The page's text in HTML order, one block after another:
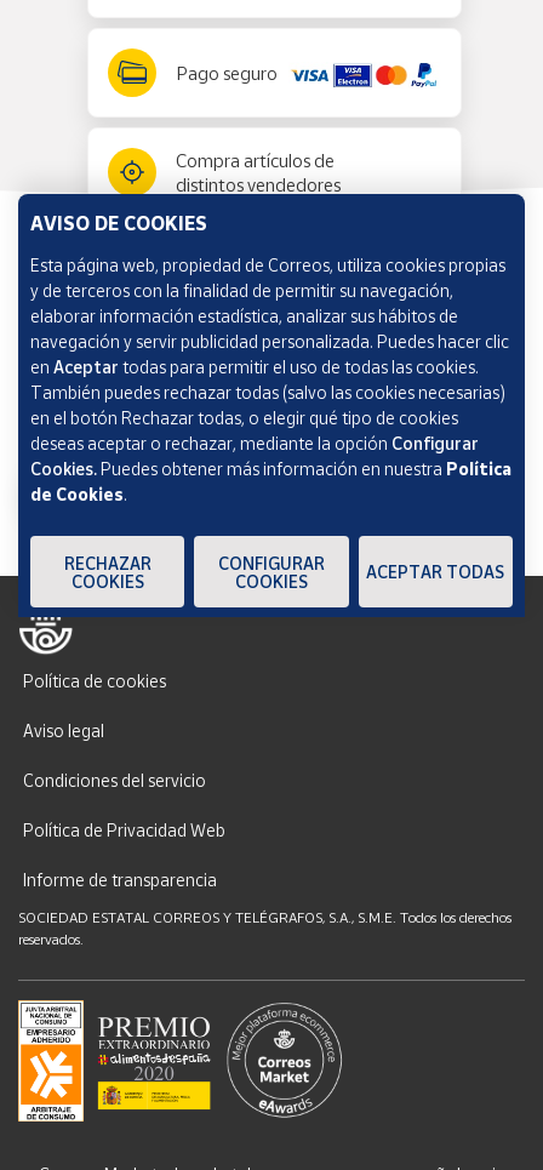
Pago seguro
Compra artículos de
distintos vendedores
Información y ayuda
Correos Market
Política de cookies
Aviso legal
Condiciones del servicio
Política de Privacidad Web
Informe de transparencia
SOCIEDAD ESTATAL CORREOS Y TELÉGRAFOS, S.A., S.M.E. Todos los derechos
reservados.
AVISO DE COOKIES
Esta página web, propiedad de Correos, utiliza cookies propias
y de terceros con la finalidad de permitir su navegación,
elaborar información estadística, analizar sus hábitos de
navegación y servir publicidad personalizada. Puedes hacer clic
en Aceptar todas para permitir el uso de todas las cookies.
También puedes rechazar todas (salvo las cookies necesarias)
en el botón Rechazar todas, o elegir qué tipo de cookies
deseas aceptar o rechazar, mediante la opción Configurar
Cookies.Puedes obtener más información en nuestra Política
de Cookies.
RECHAZAR
COOKIES
CONFIGURAR
COOKIES
ACEPTAR TODAS